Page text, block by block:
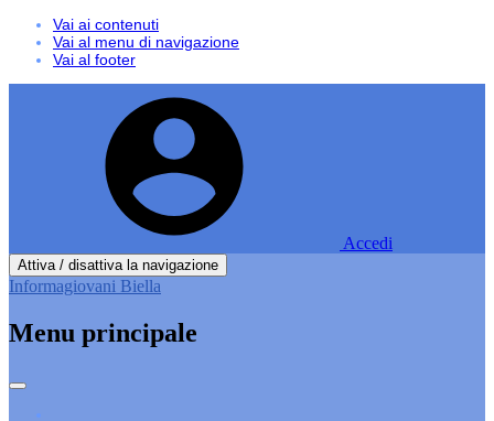
Vai ai contenuti
Vai al menu di navigazione
Vai al footer
Accedi
Attiva / disattiva la navigazione
Informagiovani Biella
Menu principale